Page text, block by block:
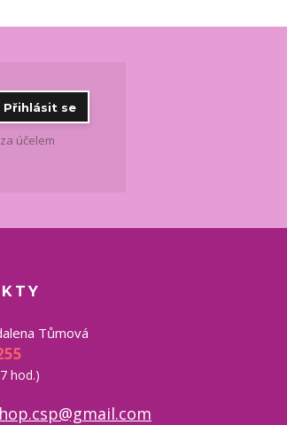
Přihlásit se
za účelem
Tůmová
hod.)